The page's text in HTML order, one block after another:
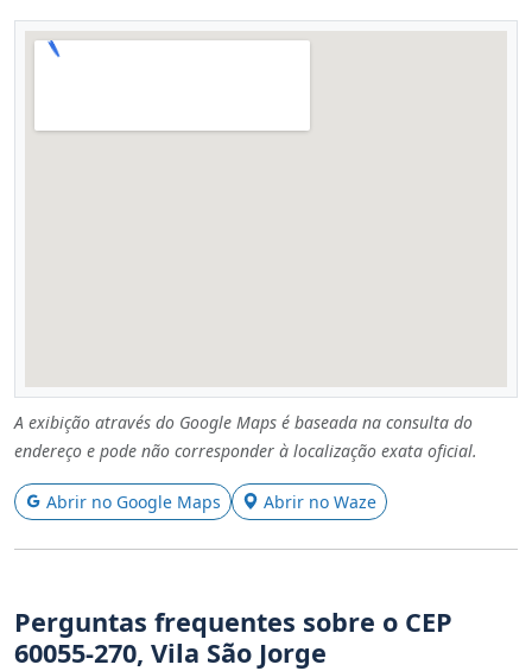
A exibição através do Google Maps é baseada na consulta do
endereço e pode não corresponder à localização exata oficial.
Abrir no Google Maps Abrir no Waze
Perguntas frequentes sobre o CEP
60055-270, Vila São Jorge